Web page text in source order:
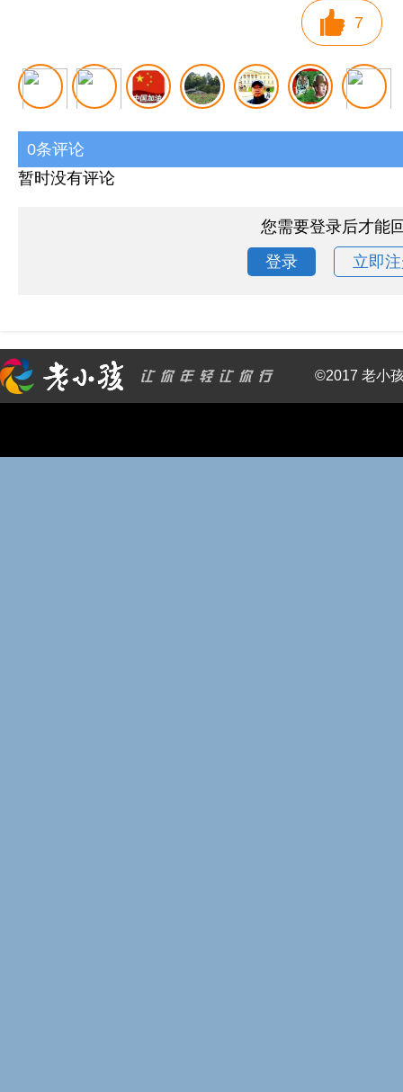
7
0条评论
暂时没有评论
您需要登录后才能
登录
立即
©2017 老小